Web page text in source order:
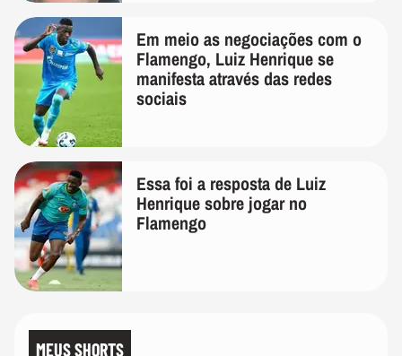
Em meio as negociações com o
Flamengo, Luiz Henrique se
manifesta através das redes
sociais
Essa foi a resposta de Luiz
Henrique sobre jogar no
Flamengo
MEUS SHORTS